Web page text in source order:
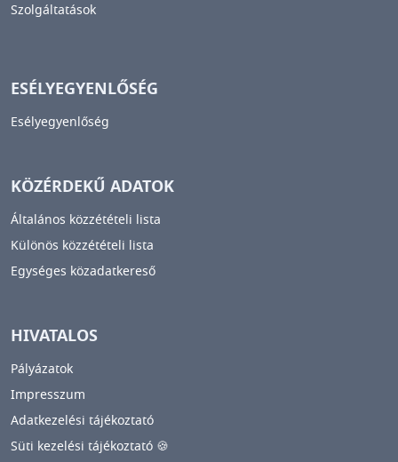
Szolgáltatások
ESÉLYEGYENLŐSÉG
Esélyegyenlőség
KÖZÉRDEKŰ ADATOK
Általános közzétételi lista
Különös közzétételi lista
Egységes közadatkereső
HIVATALOS
Pályázatok
Impresszum
Adatkezelési tájékoztató
Süti kezelési tájékoztató 🍪